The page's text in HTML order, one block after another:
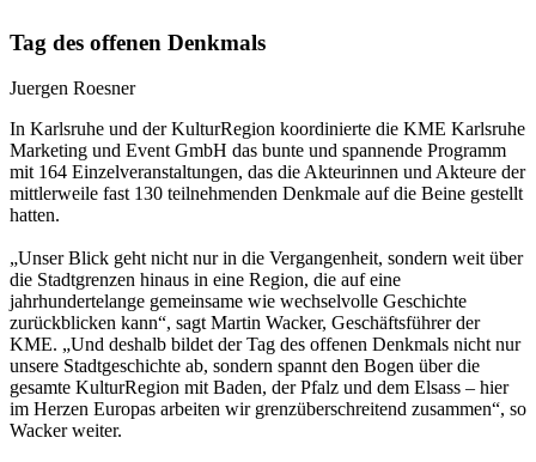
Tag des offenen Denkmals
Juergen Roesner
In Karlsruhe und der KulturRegion koordinierte die KME Karlsruhe
Marketing und Event GmbH das bunte und spannende Programm
mit 164 Einzelveranstaltungen, das die Akteurinnen und Akteure der
mittlerweile fast 130 teilnehmenden Denkmale auf die Beine gestellt
hatten.
„Unser Blick geht nicht nur in die Vergangenheit, sondern weit über
die Stadtgrenzen hinaus in eine Region, die auf eine
jahrhundertelange gemeinsame wie wechselvolle Geschichte
zurückblicken kann“, sagt Martin Wacker, Geschäftsführer der
KME. „Und deshalb bildet der Tag des offenen Denkmals nicht nur
unsere Stadtgeschichte ab, sondern spannt den Bogen über die
gesamte KulturRegion mit Baden, der Pfalz und dem Elsass – hier
im Herzen Europas arbeiten wir grenzüberschreitend zusammen“, so
Wacker weiter.